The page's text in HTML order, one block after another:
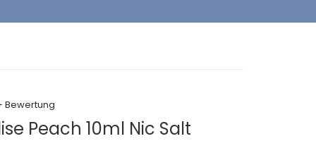
Bewertung
Peach 10ml Nic Salt